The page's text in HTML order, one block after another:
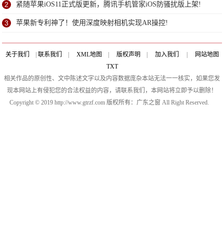
2 紧随苹果iOS11正式版更新，腾讯手机管家iOS防骚扰版上架!
3 苹果新专利神了！使用深度映射相机实现AR操控!
关于我们 联系我们 XML地图 版权声明 加入我们
网站地图
TXT
相关作品的原创性、文中陈述文字以及内容数据庞杂本站无法一一核实，如果您发
现本网站上有侵犯您的合法权益的内容，请联系我们，本网站将立即予以删除！
Copyright © 2019 http://www.gtrzf.com 版权所有：广东之窗 All Right Reserved.